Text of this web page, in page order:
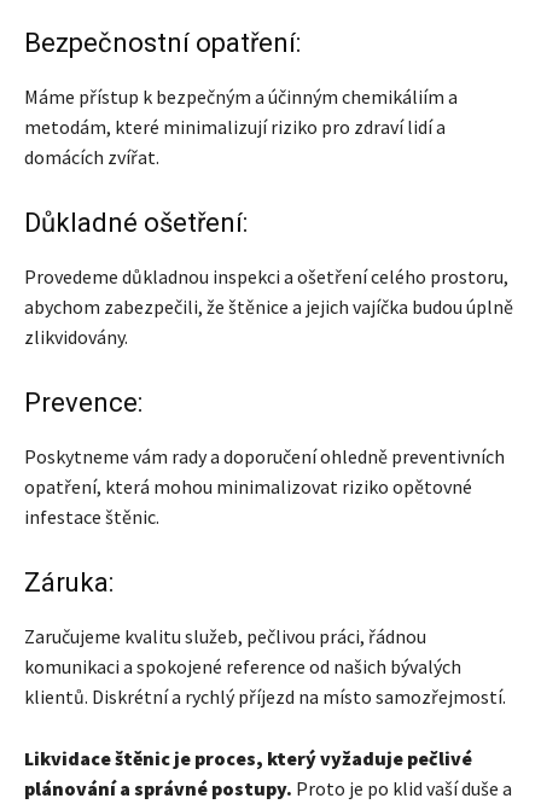
Bezpečnostní opatření:
Máme přístup k bezpečným a účinným chemikáliím a
metodám, které minimalizují riziko pro zdraví lidí a
domácích zvířat.
Důkladné ošetření:
Provedeme důkladnou inspekci a ošetření celého prostoru,
abychom zabezpečili, že štěnice a jejich vajíčka budou úplně
zlikvidovány.
Prevence:
Poskytneme vám rady a doporučení ohledně preventivních
opatření, která mohou minimalizovat riziko opětovné
infestace štěnic.
Záruka:
Zaručujeme kvalitu služeb, pečlivou práci, řádnou
komunikaci a spokojené reference od našich bývalých
klientů. Diskrétní a rychlý příjezd na místo samozřejmostí.
Likvidace štěnic je proces, který vyžaduje pečlivé
plánování a správné postupy. Proto je po klid vaší duše a